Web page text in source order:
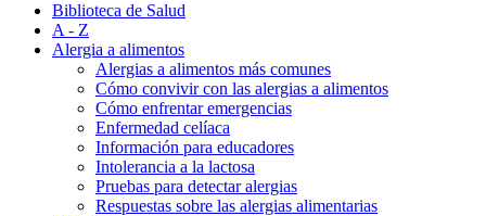
Biblioteca de Salud
A - Z
Alergia a alimentos
Alergias a alimentos más comunes
Cómo convivir con las alergias a alimentos
Cómo enfrentar emergencias
Enfermedad celíaca
Información para educadores
Intolerancia a la lactosa
Pruebas para detectar alergias
Respuestas sobre las alergias alimentarias